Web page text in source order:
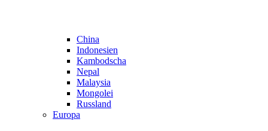
China
Indonesien
Kambodscha
Nepal
Malaysia
Mongolei
Russland
Europa